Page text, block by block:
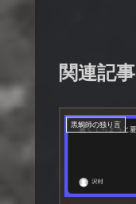
関連記事
黒鯛師の独り言